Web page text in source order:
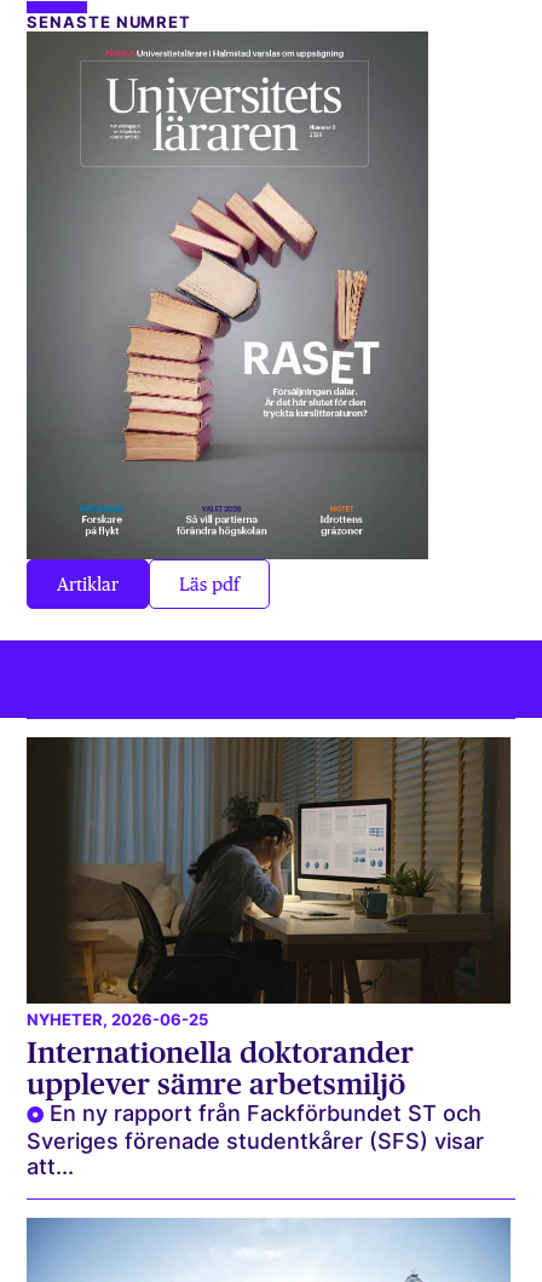
SENASTE NUMRET
Artiklar Läs pdf
NYHETER, 2026-06-25
Internationella doktorander
upplever sämre arbetsmiljö
En ny rapport från Fackförbundet ST och
Sveriges förenade studentkårer (SFS) visar
att...